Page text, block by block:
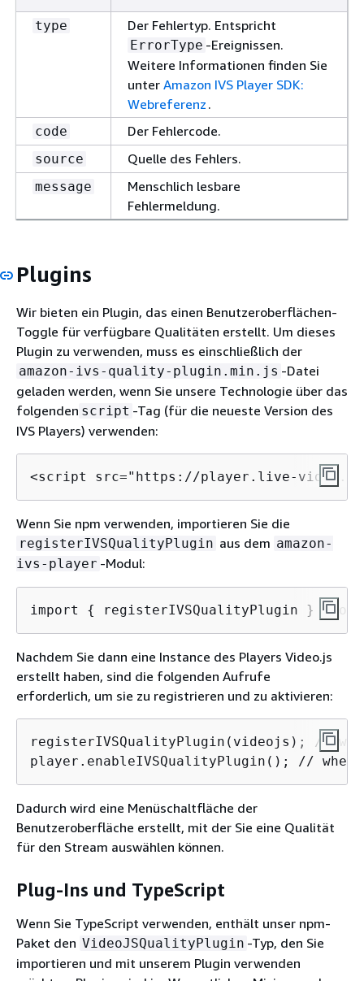
type Der Fehlertyp. Entspricht
ErrorType -Ereignissen.
Weitere Informationen finden Sie
unter Amazon IVS Player SDK:
Webreferenz .
code Der Fehlercode.
source Quelle des Fehlers.
message
Menschlich lesbare
Fehlermeldung.
Plugins
Wir bieten ein Plugin, das einen Benutzeroberflächen-
Toggle für verfügbare Qualitäten erstellt. Um dieses
Plugin zu verwenden, muss es einschließlich der
amazon-ivs-quality-plugin.min.js -Datei
geladen werden, wenn Sie unsere Technologie über das
folgenden script -Tag (für die neueste Version des
IVS Players) verwenden:
<script src="https://player.live-
Wenn Sie npm verwenden, importieren Sie die
registerIVSQualityPlugin aus dem amazon-
ivs-player -Modul:
import { registerIVSQualityPlugin } from
Nachdem Sie dann eine Instance des Players Video.js
erstellt haben, sind die folgenden Aufrufe
erforderlich, um sie zu registrieren und zu aktivieren:
registerIVSQualityPlugin(videojs); //
player.enableIVSQualityPlugin(); //
Dadurch wird eine Menüschaltfläche der
Benutzeroberfläche erstellt, mit der Sie eine Qualität
für den Stream auswählen können.
Plug-Ins und TypeScript
Wenn Sie TypeScript verwenden, enthält unser npm-
Paket den VideoJSQualityPlugin -Typ, den Sie
importieren und mit unserem Plugin verwenden